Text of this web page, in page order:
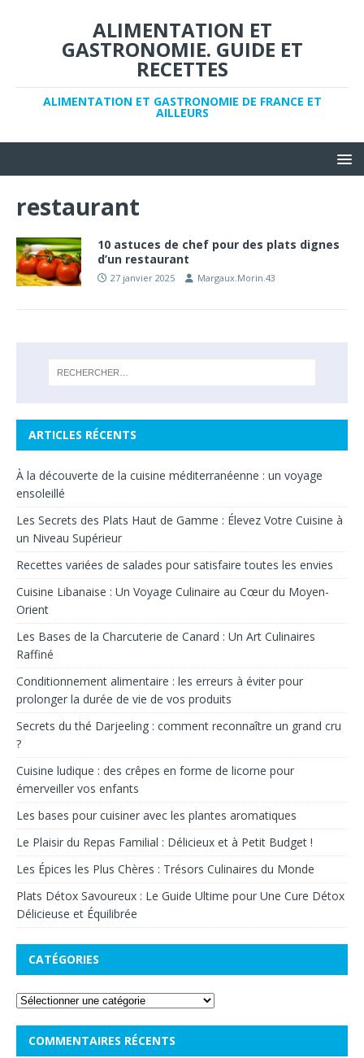
ALIMENTATION ET
GASTRONOMIE. GUIDE ET
RECETTES
ALIMENTATION ET GASTRONOMIE DE FRANCE ET
AILLEURS
restaurant
10 astuces de chef pour des plats dignes
d’un restaurant
27 janvier 2025 Margaux.Morin.43
ARTICLES RÉCENTS
À la découverte de la cuisine méditerranéenne : un voyage
ensoleillé
Les Secrets des Plats Haut de Gamme : Élevez Votre Cuisine à
un Niveau Supérieur
Recettes variées de salades pour satisfaire toutes les envies
Cuisine Libanaise : Un Voyage Culinaire au Cœur du Moyen-
Orient
Les Bases de la Charcuterie de Canard : Un Art Culinaires
Raffiné
Conditionnement alimentaire : les erreurs à éviter pour
prolonger la durée de vie de vos produits
Secrets du thé Darjeeling : comment reconnaître un grand cru
?
Cuisine ludique : des crêpes en forme de licorne pour
émerveiller vos enfants
Les bases pour cuisiner avec les plantes aromatiques
Le Plaisir du Repas Familial : Délicieux et à Petit Budget !
Les Épices les Plus Chères : Trésors Culinaires du Monde
Plats Détox Savoureux : Le Guide Ultime pour Une Cure Détox
Délicieuse et Équilibrée
CATÉGORIES
COMMENTAIRES RÉCENTS